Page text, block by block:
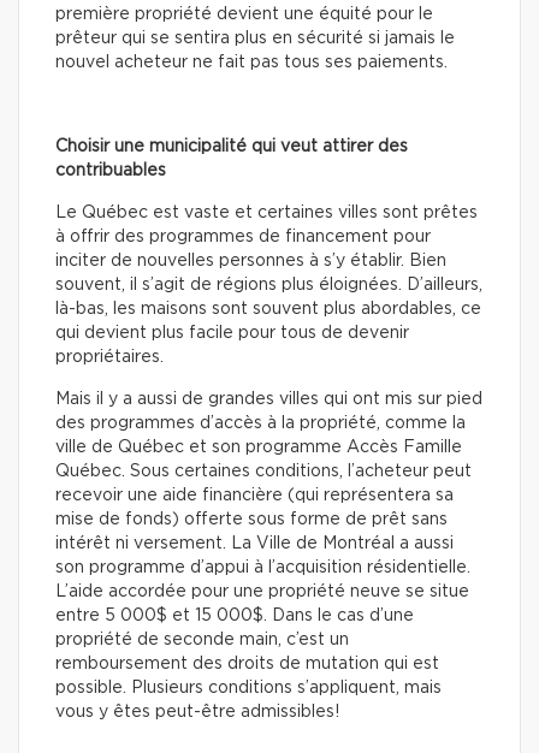
première propriété devient une équité pour le
prêteur qui se sentira plus en sécurité si jamais le
nouvel acheteur ne fait pas tous ses paiements.
Choisir une municipalité qui veut attirer des
contribuables
Le Québec est vaste et certaines villes sont prêtes
à offrir des programmes de financement pour
inciter de nouvelles personnes à s’y établir. Bien
souvent, il s’agit de régions plus éloignées. D’ailleurs,
là-bas, les maisons sont souvent plus abordables, ce
qui devient plus facile pour tous de devenir
propriétaires.
Mais il y a aussi de grandes villes qui ont mis sur pied
des programmes d’accès à la propriété, comme la
ville de Québec et son programme Accès Famille
Québec. Sous certaines conditions, l’acheteur peut
recevoir une aide financière (qui représentera sa
mise de fonds) offerte sous forme de prêt sans
intérêt ni versement. La Ville de Montréal a aussi
son programme d’appui à l’acquisition résidentielle.
L’aide accordée pour une propriété neuve se situe
entre 5 000$ et 15 000$. Dans le cas d’une
propriété de seconde main, c’est un
remboursement des droits de mutation qui est
possible. Plusieurs conditions s’appliquent, mais
vous y êtes peut-être admissibles!